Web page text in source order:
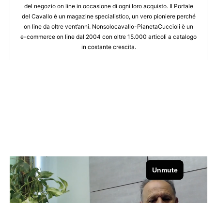
del negozio on line in occasione di ogni loro acquisto. Il Portale
del Cavallo è un magazine specialistico, un vero pioniere perché
on line da oltre vent’anni. Nonsolocavallo-PianetaCuccioli è un
e-commerce on line dal 2004 con oltre 15.000 articoli a catalogo
in costante crescita.